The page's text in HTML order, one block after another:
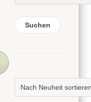
Suchen